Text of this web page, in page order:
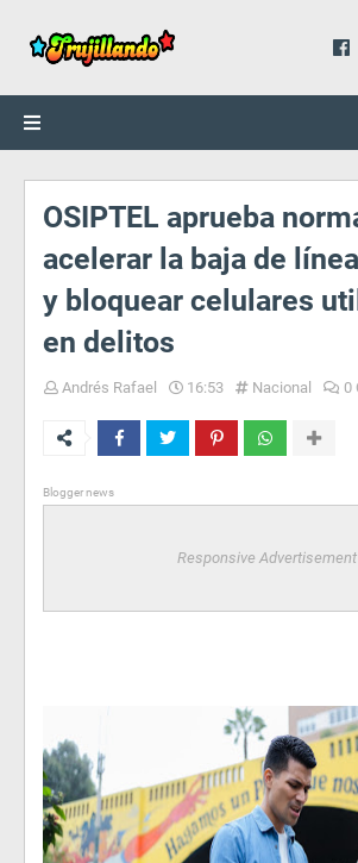
OSIPTEL aprueba
acelerar la baja de
y bloquear celulares
en delitos
Andrés Rafael 16:53 Nacional 0
Blogger news
Responsive Advertisement